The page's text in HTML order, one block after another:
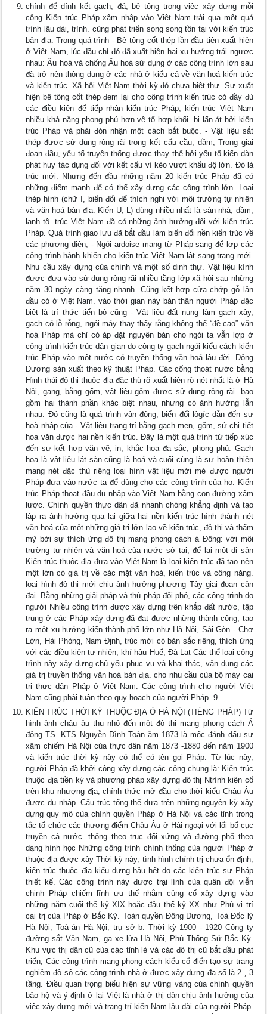
chính để dính kết gạch, đá, bê tông trong việc xây dựng mỗi
công Kiến trúc Pháp xâm nhập vào Việt Nam trải qua một quá
trình lâu dài, trình. cùng phát triển song song tồn tại với kiến trúc
bản địa. Trong quá trình - Bê tông cốt thép lần đầu tiên xuất hiện
ở Việt Nam, lúc đầu chỉ đó đã xuất hiện hai xu hướng trái ngược
nhau: Âu hoá và chống Âu hoá sử dụng ở các công trình lớn sau
đã trở nên thông dụng ở các nhà ở kiểu cả về văn hoá kiến trúc
và kiến trúc. Xã hội Việt Nam thời kỳ đó chưa biệt thự. Sự xuất
hiện bê tông cốt thép đem lại cho công trình kiến trúc có đầy đủ
các điều kiện để tiếp nhận kiến trúc Pháp, kiến trúc Việt Nam
nhiều khả năng phong phú hơn về tổ hợp khối. bị lấn át bởi kiến
trúc Pháp và phải đón nhận một cách bắt buộc. - Vật liệu sắt
thép được sử dụng rộng rãi trong kết cấu cầu, dầm, Trong giai
đoạn đầu, yếu tố truyền thống được thay thế bởi yếu tố kiến dàn
phát huy tác dụng đối với kết cấu vì kèo vượt khẩu độ lớn. Đó là
trúc mới. Nhưng đến đầu những năm 20 kiến trúc Pháp đã có
những điểm mạnh để có thể xây dựng các công trình lớn. Loại
thép hình (chữ I, biến đổi để thích nghi với môi trường tự nhiên
và văn hoá bản địa. Kiến U, L) dùng nhiều nhất là sàn nhà, dầm,
lanh tô. trúc Việt Nam đã có những ảnh hưởng đối với kiến trúc
Pháp. Quá trình giao lưu đã bắt đầu làm biến đổi nền kiến trúc về
các phương diện, - Ngói ardoise mang từ Pháp sang để lợp các
công trình hành khiến cho kiến trúc Việt Nam lật sang trang mới.
Nhu cầu xây dựng của chính và một số dinh thự. Vật liệu kính
được đưa vào sử dụng rộng rãi nhiều tầng lớp xã hội sau những
năm 30 ngày càng tăng nhanh. Cũng kết hợp cửa chớp gỗ lần
đầu có ở Việt Nam. vào thời gian này bản thân người Pháp đặc
biệt là trí thức tiến bộ cũng - Vật liệu đất nung làm gạch xây,
gạch có lỗ rỗng, ngói máy thay thấy rằng không thể “đề cao” văn
hoá Pháp mà chỉ có áp đặt nguyên bản cho ngói ta vẫn lợp ở
công trình kiến trúc dân gian do công ty gạch ngói kiểu cách kiến
trúc Pháp vào một nước có truyền thống văn hoá lâu đời. Đông
Dương sản xuất theo kỹ thuật Pháp. Các cống thoát nước bằng
Hình thái đô thị thuộc địa đặc thù rõ xuất hiện rõ nét nhất là ở Hà
Nội, gang, bằng gốm, vật liệu gốm được sử dụng rộng rãi. bao
gồm hai thành phần khác biệt nhau, nhưng có ảnh hưởng lẫn
nhau. Đó cũng là quá trình vận động, biến đổi lôgíc dẫn đến sự
hoà nhập của - Vật liệu trang trí bằng gạch men, gốm, sứ chi tiết
hoa văn được hai nền kiến trúc. Đây là một quá trình từ tiếp xúc
đến sự kết hợp văn vẽ, in, khắc hoạ đa sắc, phong phú. Gạch
hoa là vật liệu lát sàn cũng là hoá và cuối cùng là sự hoàn thiện
mang nét đặc thù riêng loại hình vật liệu mới mẻ được người
Pháp đưa vào nước ta để dùng cho các công trình của họ. Kiến
trúc Pháp thoạt đầu du nhập vào Việt Nam bằng con đường xâm
lược. Chính quyền thực dân đã nhanh chóng khẳng định và tạo
lập ra ảnh hưởng qua lại giữa hai nền kiến trúc hình thành nét
văn hoá của một những giá trị lớn lao về kiến trúc, đô thị và thẩm
mỹ bởi sự thích ứng đô thị mang phong cách á Đông: với môi
trường tự nhiên và văn hoá của nước sở tại, để lại một di sản
Kiến trúc thuộc địa đưa vào Việt Nam là loại kiến trúc đã tạo nên
một lớn có giá trị về các mặt văn hoá, kiến trúc và công năng.
loại hình đô thị mới chịu ảnh hưởng phương Tây giai đoạn cận
đại. Bằng những giải pháp và thủ pháp đối phó, các công trình do
người Nhiều công trình được xây dựng trên khắp đất nước, tập
trung ở các Pháp xây dựng đã đạt được những thành công, tạo
ra một xu hướng kiến thành phố lớn như Hà Nội, Sài Gòn - Chợ
Lớn, Hải Phòng, Nam Định, trúc mới có bản sắc riêng, thích ứng
với các điều kiện tự nhiên, khí hậu Huế, Đà Lạt Các thể loại công
trình này xây dựng chủ yếu phục vụ và khai thác, vận dụng các
giá trị truyền thống văn hoá bản địa. cho nhu cầu của bộ máy cai
trị thực dân Pháp ở Việt Nam. Các công trình cho người Việt
Nam cũng phải tuân theo quy hoạch của người Pháp. 9
KIẾN TRÚC THỜI KỲ THUỘC ĐỊA Ở HÀ NỘI (TIÉNG PHÁP) Từ
hình ảnh châu âu thu nhỏ đến một đô thị mang phong cách Á
đông TS. KTS Nguyễn Đình Toàn ăm 1873 là mốc đánh dấu sự
xâm chiếm Hà Nội của thực dân năm 1873 -1880 đến năm 1900
và kiến trúc thời kỳ này có thể có tên gọi Pháp. Từ lúc này,
người Pháp đã khởi công xây dựng các công chung là: Kiến trúc
thuộc địa tiền kỳ và phương pháp xây dựng đô thị Ntrình kiên cố
trên khu nhượng địa, chính thức mở đầu cho thời kiểu Châu Âu
được du nhập. Cấu trúc tổng thể dựa trên những nguyên kỳ xây
dựng quy mô của chính quyền Pháp ở Hà Nội và các tỉnh trong
tắc tổ chức các thương điếm Châu Âu ở Hải ngoại với lối bố cục
truyền cả nước. thống theo trục đối xứng và đường phố theo
dạng hình học Những công trình chính thống của người Pháp ở
thuộc địa được xây Thời kỳ này, tình hình chính trị chưa ổn định,
kiến trúc thuộc địa kiểu dựng hầu hết do các kiến trúc sư Pháp
thiết kế. Các công trình này được trại lính của quân đội viễn
chinh Pháp chiếm lĩnh ưu thế nhằm củng cố xây dựng vào
những năm cuối thế kỷ XIX hoặc đầu thế kỷ XX như Phủ vị trí
cai trị của Pháp ở Bắc Kỳ. Toàn quyền Đông Dương, Toà Đốc lý
Hà Nội, Toà án Hà Nội, trụ sở b. Thời kỳ 1900 - 1920 Công ty
đường sắt Vân Nam, ga xe lửa Hà Nội, Phủ Thống Sứ Bắc Kỳ.
Khu vực thị dân cũ của các tỉnh lẻ và các đô thị cũ bắt đầu phát
triển, Các công trình mang phong cách kiểu cổ điển tạo sự trang
nghiêm đồ sộ các công trình nhà ở được xây dựng đa số là 2 ¸ 3
tầng. Điều quan trọng biểu hiện sự vững vàng của chính quyền
bảo hộ và ý định ở lại Việt là nhà ở thị dân chịu ảnh hưởng của
việc xây dựng mới và trang trí kiến Nam lâu dài của người Pháp.